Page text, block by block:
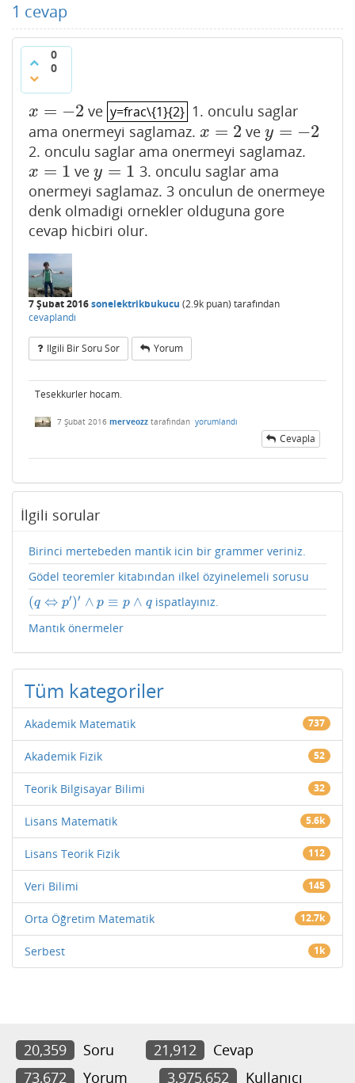
1 cevap
0
0
x = −2
x= −2 ve y=frac\{1}{2}
y=frac\{1}{2} 1. onculu saglar
ama onermeyi saglamaz. x = 2
x= 2 vey = −2
y=−2
2. onculu saglar ama onermeyi saglamaz.
x = 1
x= 1 vey = 1
y=1
3. onculu saglar ama
onermeyi saglamaz. 3 onculun de onermeye
denk olmadigi ornekler olduguna gore
cevap hicbiri olur.
7 Şubat 2016sonelektrikbukucu (2.9k puan) tarafından
cevaplandı
Ilgili Bir Soru Sor Yorum
Tesekkurler hocam.
7 Şubat 2016 merveozz tarafından yorumlandı
Cevapla
İlgili sorular
Birinci mertebeden mantik icin bir grammer veriniz.
Gödel teoremler kitabından ilkel özyinelemeli sorusu
(q ⇔ p′)′ ∧ p ≡ p ∧ q
(q⇔p′ )′∧p ≡p ∧q
ispatlayınız.
Mantık önermeler
Tüm kategoriler
Akademik Matematik 737
Akademik Fizik 52
Teorik Bilgisayar Bilimi 32
Lisans Matematik 5.6k
Lisans Teorik Fizik 112
Veri Bilimi 145
Orta Öğretim Matematik 12.7k
Serbest 1k
20,359 Soru 21,912
Cevap
73,672
Yorum 3,975,652 Kullanıcı